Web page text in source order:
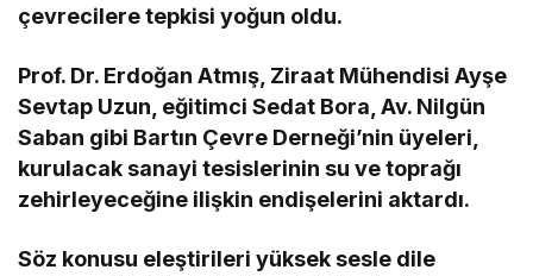
çevrecilere tepkisi yoğun oldu.
Prof. Dr. Erdoğan Atmış, Ziraat Mühendisi Ayşe
Sevtap Uzun, eğitimci Sedat Bora, Av. Nilgün
Saban gibi Bartın Çevre Derneği’nin üyeleri,
kurulacak sanayi tesislerinin su ve toprağı
zehirleyeceğine ilişkin endişelerini aktardı.
Söz konusu eleştirileri yüksek sesle dile